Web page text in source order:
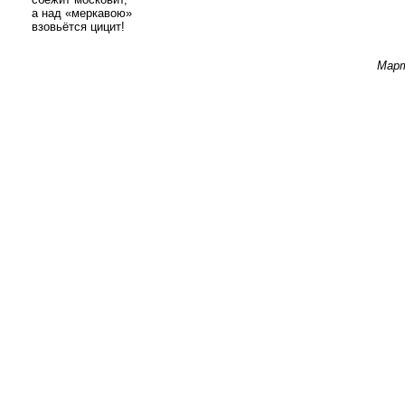
      а над «меркавою»
      взовьётся цицит!